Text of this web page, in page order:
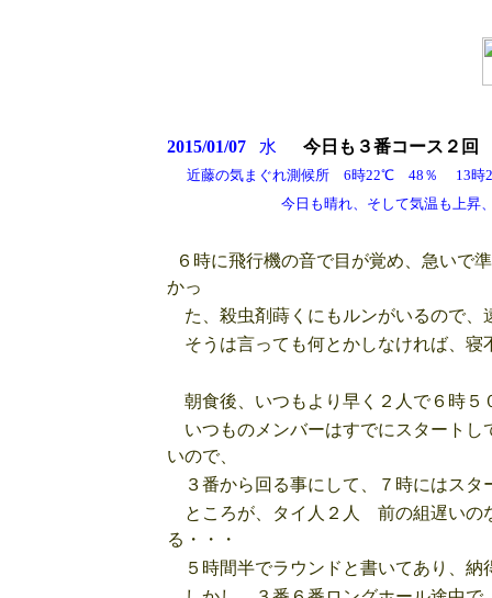
2015/01/07水 今日も３番コース２回
近藤の気まぐれ測候所 6時22℃ 48％
今日も晴れ、そして気温も上昇、ドイ
６時に飛行機の音で目が覚め、急いで
かっ
た、殺虫剤蒔くにもルンがいるので、
そうは言っても何とかしなければ、寝
朝食後、いつもより早く２人で６時５
いつものメンバーはすでにスタート
いので、
３番から回る事にして、７時にはスタ
ところが、タイ人２人 前の組遅いの
る・・・
５時間半でラウンドと書いてあり、納